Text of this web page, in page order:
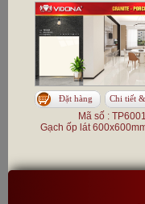
Đặt hàng Chi tiết
Mã số : TP6001
Gạch ốp lát